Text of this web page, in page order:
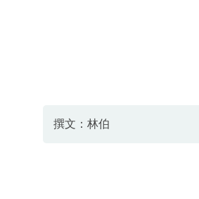
撰文：林伯